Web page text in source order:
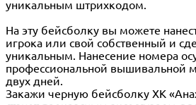
уникальным штрихкодом.
На эту бейсболку вы можете
игрока или свой собственный и
уникальным. Нанесение номера
профессиональной вышивальной
двух дней.
Закажи черную бейсболку ХК